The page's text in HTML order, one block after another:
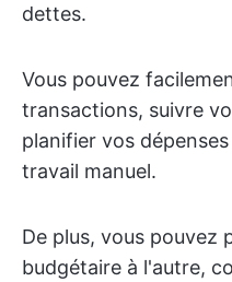
dettes.
Vous pouvez
transactions, suivre
planifier vos
travail manuel.
De plus, vous pouvez
budgétaire à l'autre,